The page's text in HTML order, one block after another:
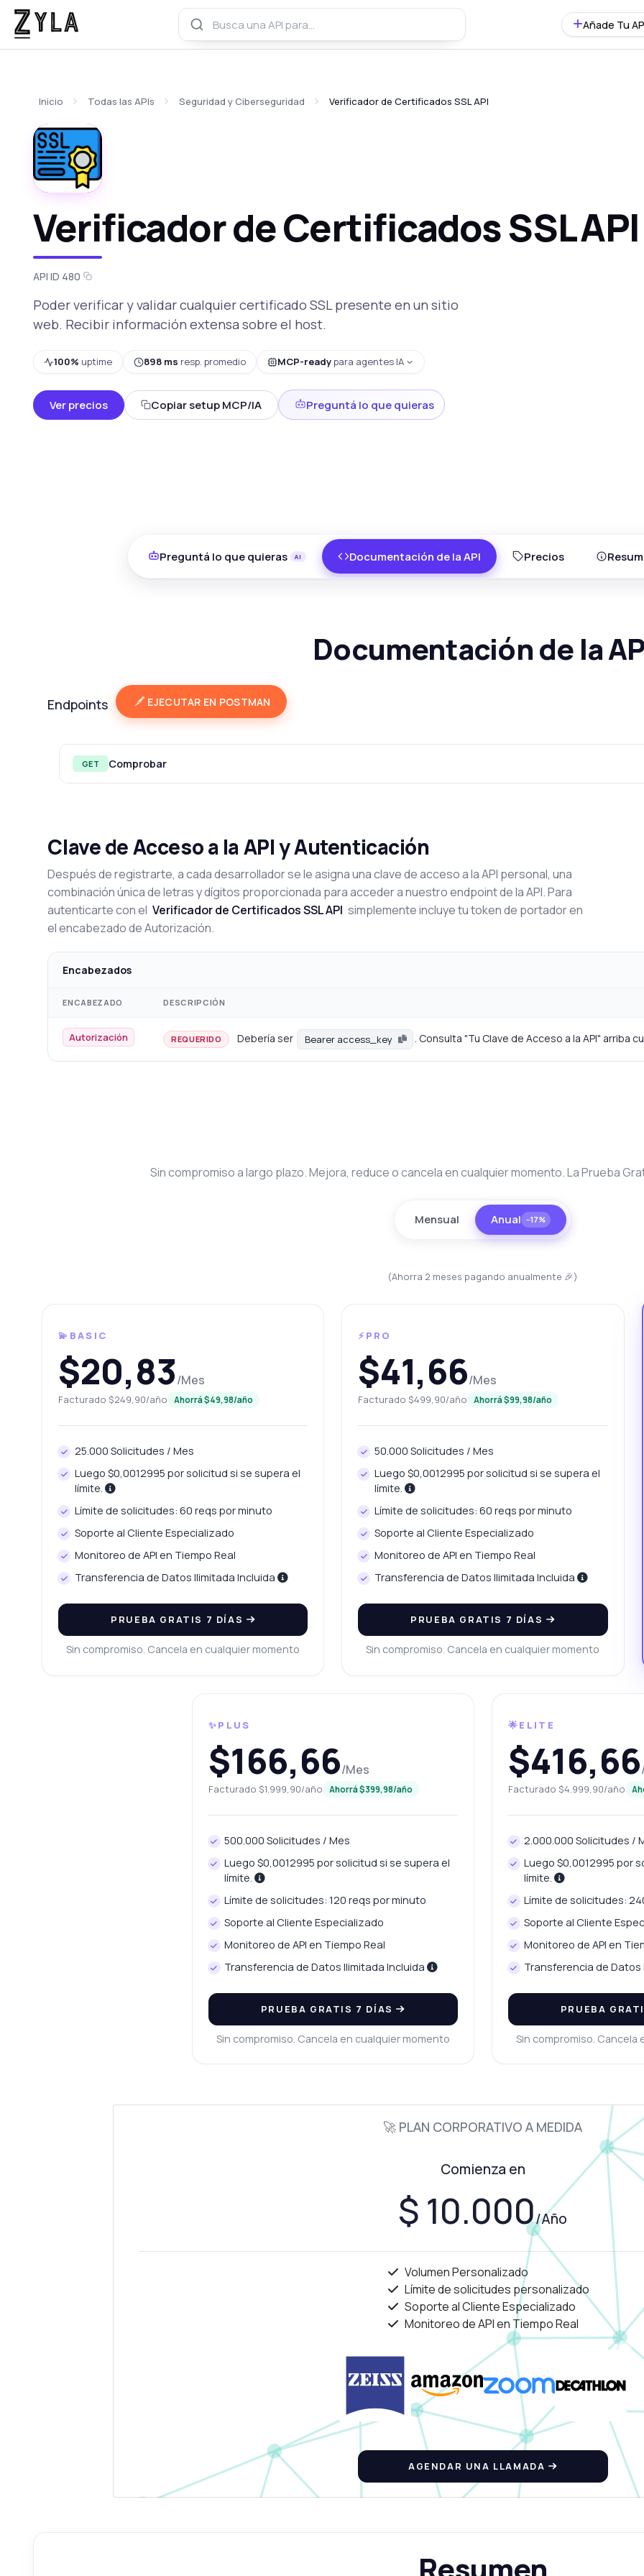
Añade Tu
Inicio Todas las APIs Seguridad y Ciberseguridad Verificador de Certificados SSL API
Verificador de Certificados SSL API
API ID 480
Poder verificar y validar cualquier certificado SSL presente en un sitio
web. Recibir información extensa sobre el host.
100% uptime 898 ms resp. promedio MCP-readypara agentes IA
Ver precios Copiar setup MCP/IA Preguntá lo que quieras
Preguntá lo que quieras Documentación de la API Precios
Documentación de la
Endpoints EJECUTAR EN POSTMAN
GET Comprobar
Clave de Acceso a la API y Autenticación
Después de registrarte, a cada desarrollador se le asigna una clave de acceso a la API personal, una
combinación única de letras y dígitos proporcionada para acceder a nuestro endpoint de la API. Para
autenticarte con el Verificador de Certificados SSL API simplemente incluye tu token de portador en
el encabezado de Autorización.
Encabezados
ENCABEZADO DESCRIPCIÓN
Autorización REQUERIDO Debería ser Bearer access_key . Consulta "Tu Clave de Acceso a la API" arriba
Sin compromiso a largo plazo. Mejora, reduce o cancela en cualquier momento. La Prueba
Mensual Anual −17%
(Ahorra 2 meses pagando anualmente 🎉)
💫BASIC
$20,83/Mes
Facturado $249,90/año Ahorrá $49,98/año
25.000 Solicitudes / Mes
Luego $0,0012995 por solicitud si se supera el
límite.
Límite de solicitudes: 60 reqs por minuto
Soporte al Cliente Especializado
Monitoreo de API en Tiempo Real
Transferencia de Datos Ilimitada Incluida
PRUEBA GRATIS 7 DÍAS
Sin compromiso. Cancela en cualquier momento
⚡PRO
$41,66/Mes
Facturado $499,90/año Ahorrá $99,98/año
50.000 Solicitudes / Mes
Luego $0,0012995 por solicitud si se supera el
límite.
Límite de solicitudes: 60 reqs por minuto
Soporte al Cliente Especializado
Monitoreo de API en Tiempo Real
Transferencia de Datos Ilimitada Incluida
PRUEBA GRATIS 7 DÍAS
Sin compromiso. Cancela en cualquier momento
✨PLUS
$166,66/Mes
Facturado $1.999,90/año Ahorrá $399,98/año
500.000 Solicitudes / Mes
Luego $0,0012995 por solicitud si se supera el
límite.
Límite de solicitudes: 120 reqs por minuto
Soporte al Cliente Especializado
Monitoreo de API en Tiempo Real
Transferencia de Datos Ilimitada Incluida
PRUEBA GRATIS 7 DÍAS
Sin compromiso. Cancela en cualquier momento
🌟ELITE
$416,66
Facturado $4.999,90/año
2.000.000 Solicitudes /
Luego $0,0012995 por
límite.
Límite de solicitudes:
Soporte al Cliente
Monitoreo de API en
Transferencia de
PRUEBA
Sin compromiso.
🚀 PLAN CORPORATIVO A MEDIDA
Comienza en
$ 10.000/Año
Volumen Personalizado
Límite de solicitudes personalizado
Soporte al Cliente Especializado
Monitoreo de API en Tiempo Real
AGENDAR UNA LLAMADA
Pregunta lo que quieras
Respuestas sobre Verificador de Certificados SSL API
¡Hola! Pregúntame lo que quieras sobre Verificador de Certificados
SSL API — endpoints, precios, tips de integración, lo que necesites.
¿Cómo verifico la validez de un certificado SSL?
¿Qué parámetros debo proporcionar?
¿Qué información se devuelve en la respuesta?
¿Hay límites de tasa que debo conocer?
¿Cómo puedo integrarlo con mi aplicación?
Prefiero preguntar a Soporte